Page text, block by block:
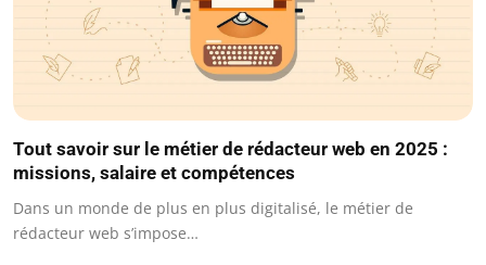
Tout savoir sur le métier de rédacteur web en 2025 :
missions, salaire et compétences
Dans un monde de plus en plus digitalisé, le métier de
rédacteur web s’impose…